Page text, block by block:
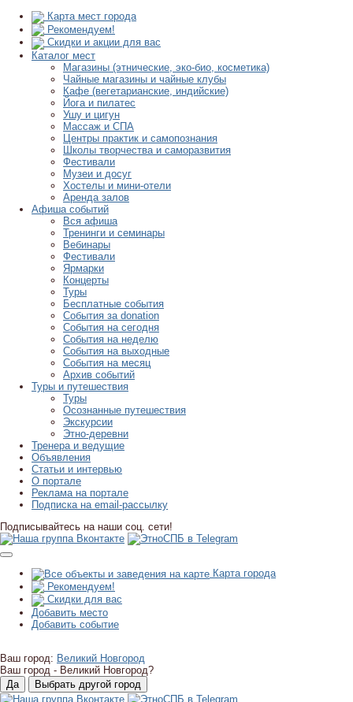
Карта мест города
Рекомендуем!
Скидки и акции для вас
Каталог мест
Магазины (этнические, эко-био, косметика)
Чайные магазины и чайные клубы
Кафе (вегетарианские, индийские)
Йога и пилатес
Ушу и цигун
Массаж и СПА
Центры практик и самопознания
Школы творчества и саморазвития
Фестивали
Музеи и досуг
Хостелы и мини-отели
Аренда залов
Афиша событий
Вся афиша
Тренинги и семинары
Вебинары
Фестивали
Ярмарки
Концерты
Туры
Бесплатные события
События за donation
События на сегодня
События на неделю
События на выходные
События на месяц
Архив событий
Туры и путешествия
Туры
Осознанные путешествия
Экскурсии
Этно-деревни
Тренера и ведущие
Объявления
Статьи и интервью
О портале
Реклама на портале
Подписка на email-рассылку
Подписывайтесь на наши соц. сети!
Карта города
Рекомендуем!
Скидки для вас
Добавить место
Добавить событие
Ваш город: Великий Новгород
Ваш город - Великий Новгород?